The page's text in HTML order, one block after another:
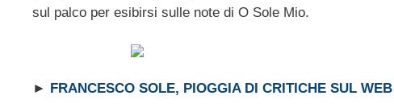
sul palco per esibirsi sulle note di O Sole Mio.
► FRANCESCO SOLE, PIOGGIA DI CRITICHE SUL